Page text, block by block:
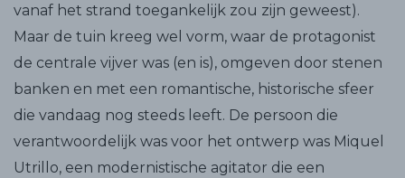
vanaf het strand toegankelijk zou zijn geweest).
Maar de tuin kreeg wel vorm, waar de protagonist
de centrale vijver was (en is), omgeven door stenen
banken en met een romantische, historische sfeer
die vandaag nog steeds leeft. De persoon die
verantwoordelijk was voor het ontwerp was Miquel
Utrillo, een modernistische agitator die een